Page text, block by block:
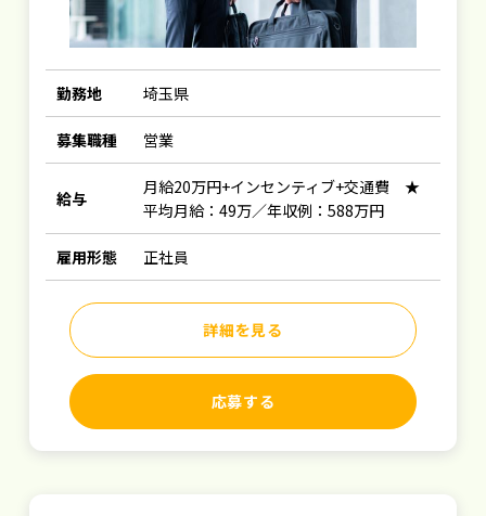
勤務地 埼玉県
募集職種 営業
給与
月給20万円+インセンティブ+交通費 ★
平均月給：49万／年収例：588万円
雇用形態 正社員
詳細を見る
応募する